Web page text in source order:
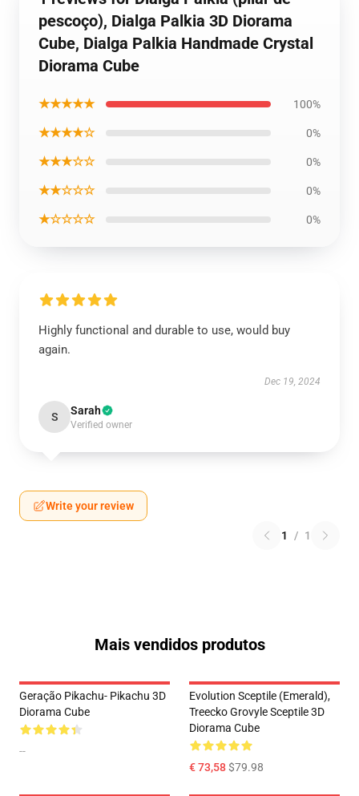
pescoço), Dialga Palkia 3D Diorama
Cube, Dialga Palkia Handmade Crystal
Diorama Cube
★★★★★ 100%
★★★★☆ 0%
★★★☆☆ 0%
★★☆☆☆ 0%
★☆☆☆☆ 0%
Highly functional and durable to use, would buy
again.
Dec 19, 2024
S Sarah
Verified owner
Write your review
1 / 1
Mais vendidos produtos
Geração Pikachu- Pikachu 3D
Diorama Cube
--
Evolution Sceptile (Emerald),
Treecko Grovyle Sceptile 3D
Diorama Cube
€ 73,58$79.98